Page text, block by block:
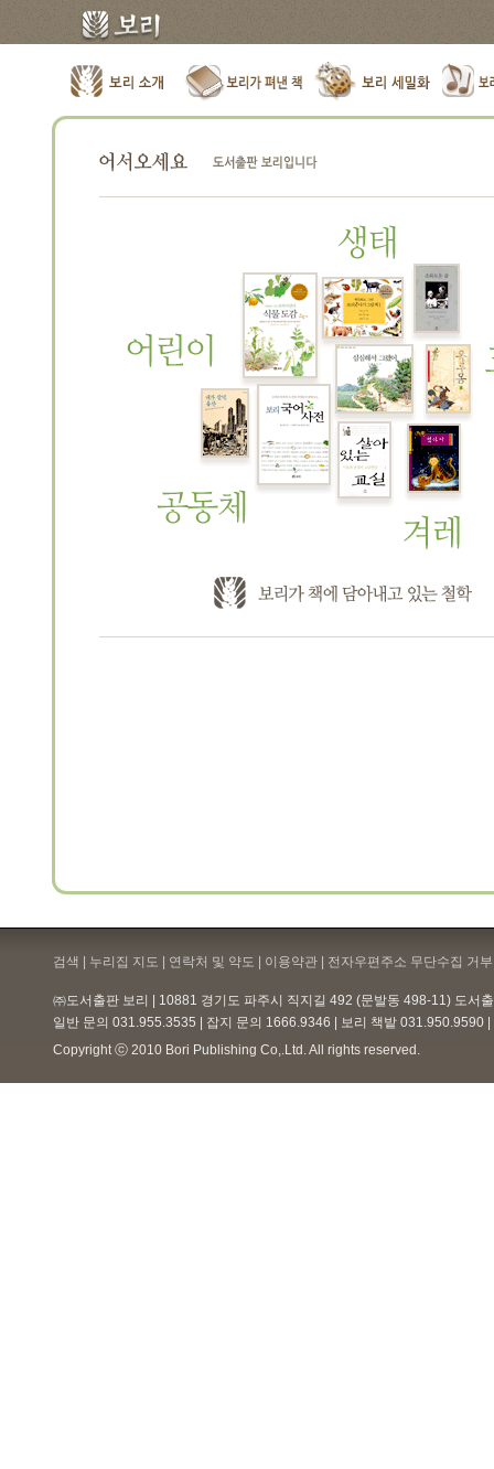
검색 | 누리집 지도 | 연락처 및 약도 | 이용약관 | 전자우편주소 무단수집 거
㈜도서출판 보리 | 10881 경기도 파주시 직지길 492 (문발동 498-11) 도서
일반 문의 031.955.3535 | 잡지 문의 1666.9346 | 보리 책밭 031.950.9590
Copyright ⓒ 2010 Bori Publishing Co,.Ltd. All rights reserved.